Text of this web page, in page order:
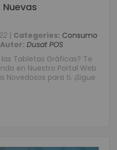
| Categories: Consumo
Autor: Dusat POS
Tabletas Gráficas? Te
en Nuestro Portal Web
Novedosos para ti. ¡Sigue